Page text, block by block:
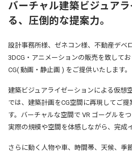
バーチャル建築ビジュア
る、 圧倒的な提案力。
設計事務所様、ゼネコン様、不動産デベ
3DCG・アニメーションの販売を致して
CG( 動画・静止画 ) をご提供いたします。
建築ビジュアライゼーションによる仮想
では、建築計画をCG空間に再現してご
す。バーチャルな空間で VR ゴーグルを
実際の規模や空間を体感しながら、完成
さらに動く人物や車、時間帯、天候、季